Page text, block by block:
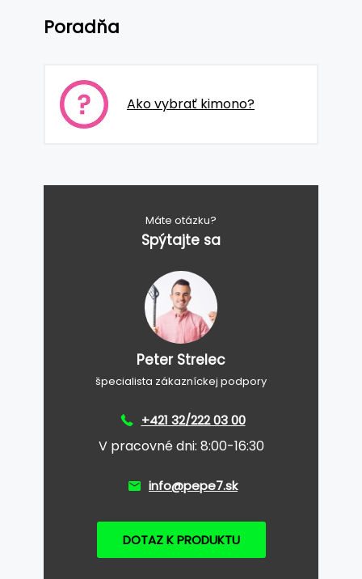
Poradňa
Ako vybrať kimono?
Máte otázku?
Spýtajte sa
Peter Strelec
špecialista zákazníckej podpory
+421 32/222 03 00
V pracovné dni: 8:00-16:30
info@pepe7.sk
DOTAZ K PRODUKTU